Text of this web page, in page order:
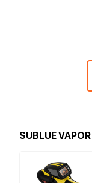
SUBLUE VAPOR